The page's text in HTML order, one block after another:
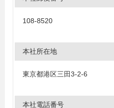
108-8520
本社所在地
東京都港区三田3-2-6
本社電話番号